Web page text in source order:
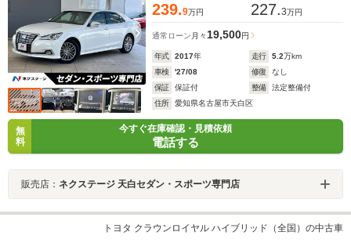
239.9万円 227.3万円
通常ローン 月々19,500円
年式 2017年 走行 5.2万km
車検
'27/08 修復
なし
保証
保証付 整備
法定整備付
住所
愛知県名古屋市天白区
無
料
今すぐ在庫確認・見積依頼
電話する
販売店： ネクステージ 天白セダン・スポーツ専門店
トヨタ クラウンロイヤル ハイブリッド（全国）の中古車